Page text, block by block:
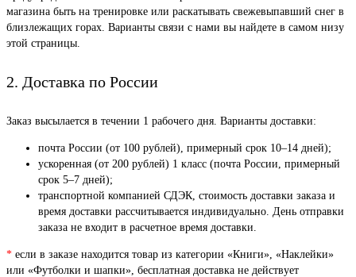
магазина быть на тренировке или раскатывать свежевыпавший снег в
близлежащих горах. Варианты связи с нами вы найдете в самом низу
этой страницы.
2. Доставка по России
Заказ высылается в течении 1 рабочего дня. Варианты доставки:
почта России (от 100 рублей), примерный срок 10–14 дней);
ускоренная (от 200 рублей) 1 класс (почта России, примерный
срок 5–7 дней);
транспортной компанией СДЭК, стоимость доставки заказа и
время доставки рассчитывается индивидуально. День отправки
заказа не входит в расчетное время доставки.
* если в заказе находится товар из категории «Книги», «Наклейки»
или «Футболки и шапки», бесплатная доставка не действует